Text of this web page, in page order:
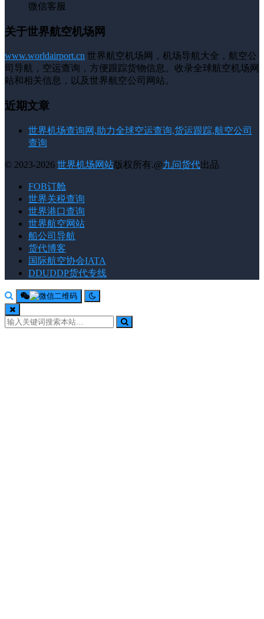
微信客服
关于世界航空机场网
www.worldairport.cn 世界航空机场网，机场导航大全，航空公
司导航，空运查询，方便跟踪货物信息。收录全球航空机场网
站和相关信息，以及世界航空公司网站。
近期文章
世界机场查询网,助力全球空运查询,货运跟踪,航空公司
查询
© 2023-2026 世界机场网站版权所有.@九问货代出品
FOB订舱
世界关税查询
世界港口查询
世界航空网站
船公司导航
货代博客
国际航空协会IATA
DDUDDP货代专线